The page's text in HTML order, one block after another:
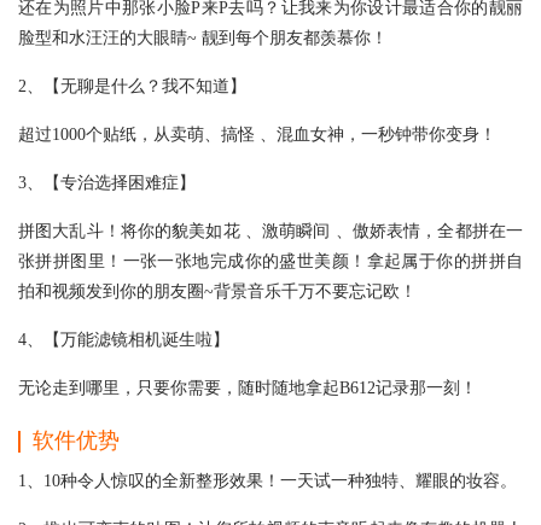
还在为照片中那张小脸P来P去吗？让我来为你设计最适合你的靓丽
脸型和水汪汪的大眼睛~ 靓到每个朋友都羡慕你！
2、【无聊是什么？我不知道】
超过1000个贴纸，从卖萌、搞怪 、混血女神，一秒钟带你变身！
3、【专治选择困难症】
拼图大乱斗！将你的貌美如花 、激萌瞬间 、傲娇表情，全都拼在一
张拼拼图里！一张一张地完成你的盛世美颜！拿起属于你的拼拼自
拍和视频发到你的朋友圈~背景音乐千万不要忘记欧！
4、【万能滤镜相机诞生啦】
无论走到哪里，只要你需要，随时随地拿起B612记录那一刻！
软件优势
1、10种令人惊叹的全新整形效果！一天试一种独特、耀眼的妆容。